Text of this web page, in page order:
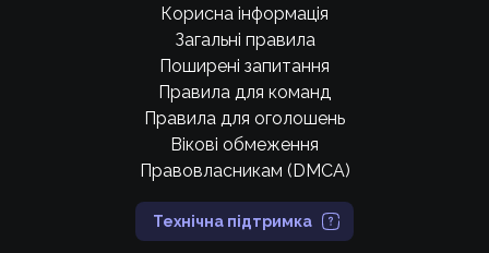
Корисна інформація
Загальні правила
Поширені запитання
Правила для команд
Правила для оголошень
Вікові обмеження
Правовласникам (DMCA)
Технічна підтримка